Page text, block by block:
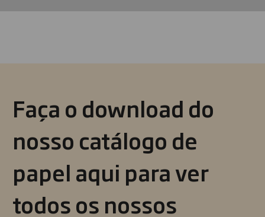
Faça o download do
nosso catálogo de
papel aqui para ver
todos os nossos